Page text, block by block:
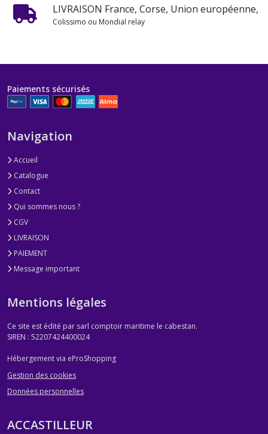
LIVRAISON France, Corse, Union européenne,
Colissimo ou Mondial relay
Paiements sécurisés
Navigation
Accueil
Catalogue
Contact
Qui sommes nous ?
CGV
LIVRAISON
PAIEMENT
Message important
Mentions légales
Ce site est édité par sarl comptoir maritime le cabestan.
SIREN : 52207424400024
Hébergement via eProShopping
Gestion des cookies
Données personnelles
ACCASTILLEUR